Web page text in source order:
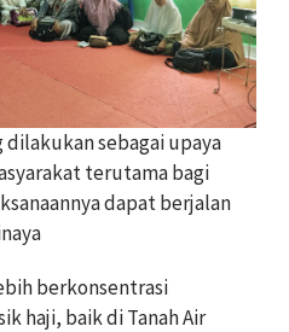
sebagai upaya
terutama bagi
dapat berjalan
berkonsentrasi
haji, baik di Tanah Air